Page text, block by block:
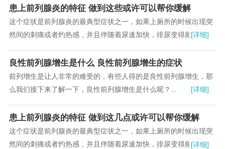
患上前列腺炎的特征 做到这些或许可以帮你缓解
这个症状是前列腺炎的最典型症状之一，如果上厕所的时候出现突
然间的刺痛或者灼热感，并且伴随着尿速加快，排尿变得频繁起
腺炎了。...
[详细]
良性前列腺增生是什么 良性前列腺增生的症状
前列增生是让人非常的难受的，有些人得的是良性前列腺增生，那
么我们接下来了解一下，良性前列腺增生是什么呢？...
[详细]
患上前列腺炎的特征 做到这几点或许可以帮你缓解
这个症状是前列腺炎的最典型症状之一，如果上厕所的时候出现突
然间的刺痛或者灼热感，并且伴随着尿速加快，排尿变得频繁起
[详细]